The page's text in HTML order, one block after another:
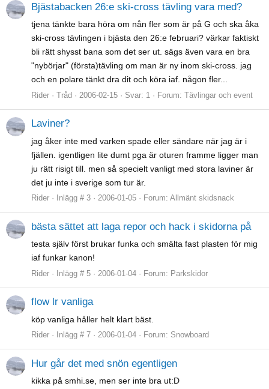
Bjästabacken 26:e ski-cross tävling vara med?
tjena tänkte bara höra om nån fler som är på G och ska åka
ski-cross tävlingen i bjästa den 26:e februari? värkar faktiskt
bli rätt shysst bana som det ser ut. sägs även vara en bra
"nybörjar" (första)tävling om man är ny inom ski-cross. jag
och en polare tänkt dra dit och köra iaf. någon fler...
Rider Tråd 2006-02-15 Svar: 1 Forum: Tävlingar och event
Laviner?
jag åker inte med varken spade eller sändare när jag är i
fjällen. igentligen lite dumt pga är oturen framme ligger man
ju rätt risigt till. men så specielt vanligt med stora laviner är
det ju inte i sverige som tur är.
Rider Inlägg # 3 2006-01-05 Forum: Allmänt skidsnack
bästa sättet att laga repor och hack i skidorna på
testa själv först brukar funka och smälta fast plasten för mig
iaf funkar kanon!
Rider Inlägg # 5 2006-01-04 Forum: Parkskidor
flow lr vanliga
köp vanliga håller helt klart bäst.
Rider Inlägg # 7 2006-01-04 Forum: Snowboard
Hur går det med snön egentligen
kikka på smhi.se, men ser inte bra ut:D